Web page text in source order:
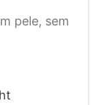
pele, sem